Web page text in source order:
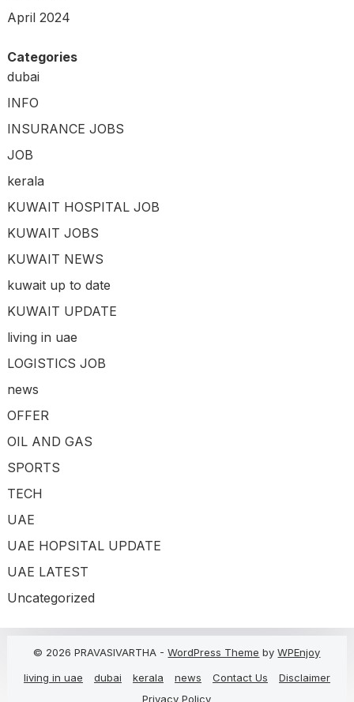
April 2024
Categories
dubai
INFO
INSURANCE JOBS
JOB
kerala
KUWAIT HOSPITAL JOB
KUWAIT JOBS
KUWAIT NEWS
kuwait up to date
KUWAIT UPDATE
living in uae
LOGISTICS JOB
news
OFFER
OIL AND GAS
SPORTS
TECH
UAE
UAE HOPSITAL UPDATE
UAE LATEST
Uncategorized
© 2026 PRAVASIVARTHA -WordPress Theme byWPEnjoy
living in uae
dubai kerala news Contact Us
Disclaimer
Privacy Policy